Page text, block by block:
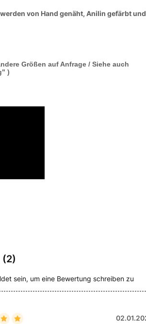
von Hand genäht, Anilin gefärbt und
Größen auf Anfrage / Siehe auch
)
sein, um eine Bewertung schreiben zu